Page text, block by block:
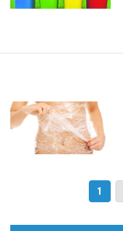
1